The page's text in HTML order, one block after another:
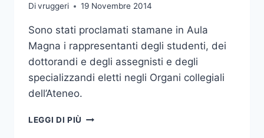
Divruggeri 19 Novembre 2014
Sono stati proclamati stamane in Aula
Magna i rappresentanti degli studenti, dei
dottorandi e degli assegnisti e degli
specializzandi eletti negli Organi collegiali
dell’Ateneo.
LEGGI DI PIÙ PROCLAMATI